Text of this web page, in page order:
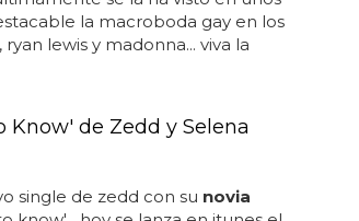
comercios...
muy cariñosas en las
a ver cada vez más
armario y usar su popularidad
jóvenes, que entiendan que la
ni un tabú... ahora la